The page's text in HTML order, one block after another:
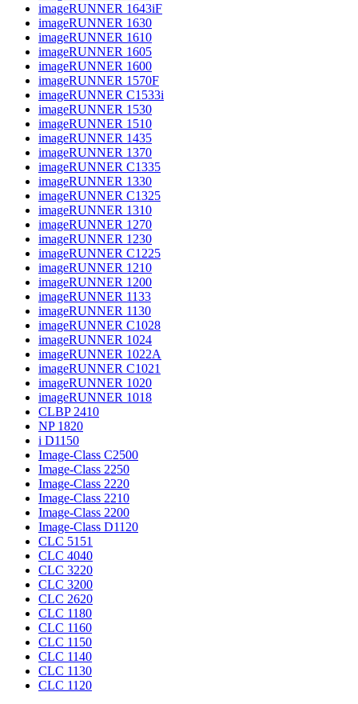
imageRUNNER 1643iF
imageRUNNER 1630
imageRUNNER 1610
imageRUNNER 1605
imageRUNNER 1600
imageRUNNER 1570F
imageRUNNER C1533i
imageRUNNER 1530
imageRUNNER 1510
imageRUNNER 1435
imageRUNNER 1370
imageRUNNER C1335
imageRUNNER 1330
imageRUNNER C1325
imageRUNNER 1310
imageRUNNER 1270
imageRUNNER 1230
imageRUNNER C1225
imageRUNNER 1210
imageRUNNER 1200
imageRUNNER 1133
imageRUNNER 1130
imageRUNNER C1028
imageRUNNER 1024
imageRUNNER 1022A
imageRUNNER C1021
imageRUNNER 1020
imageRUNNER 1018
CLBP 2410
NP 1820
i D1150
Image-Class C2500
Image-Class 2250
Image-Class 2220
Image-Class 2210
Image-Class 2200
Image-Class D1120
CLC 5151
CLC 4040
CLC 3220
CLC 3200
CLC 2620
CLC 1180
CLC 1160
CLC 1150
CLC 1140
CLC 1130
CLC 1120